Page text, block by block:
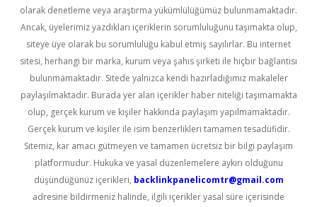
olarak denetleme veya araştırma yükümlülüğümüz bulunmamaktadır.
Ancak, üyelerimiz yazdıkları içeriklerin sorumluluğunu taşımakta olup,
siteye üye olarak bu sorumluluğu kabul etmiş sayılırlar. Bu internet
sitesi, herhangi bir marka, kurum veya şahıs şirketi ile hiçbir bağlantısı
bulunmamaktadır. Sitede yalnızca kendi hazırladığımız makaleler
paylaşılmaktadır. Burada yer alan içerikler haber niteliği taşımamakta
olup, gerçek kurum ve kişiler hakkında paylaşım yapılmamaktadır.
Gerçek kurum ve kişiler ile isim benzerlikleri tamamen tesadüfidir.
Sitemiz, kar amacı gütmeyen ve tamamen ücretsiz bir bilgi paylaşım
platformudur. Hukuka ve yasal düzenlemelere aykırı olduğunu
düşündüğünüz içerikleri, backlinkpanelicomtr@gmail.com
adresine bildirmeniz halinde, ilgili içerikler yasal süre içerisinde